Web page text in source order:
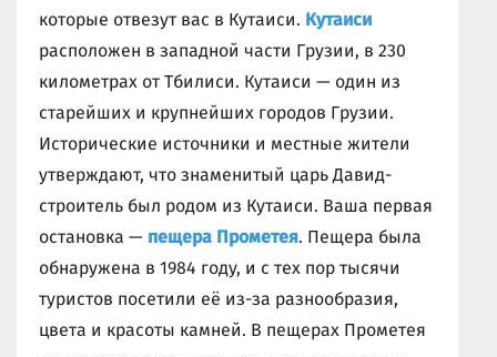
которые отвезут вас в Кутаиси. Кутаиси
расположен в западной части Грузии, в 230
километрах от Тбилиси. Кутаиси — один из
старейших и крупнейших городов Грузии.
Исторические источники и местные жители
утверждают, что знаменитый царь Давид-
строитель был родом из Кутаиси. Ваша первая
остановка — пещера Прометея. Пещера была
обнаружена в 1984 году, и с тех пор тысячи
туристов посетили её из-за разнообразия,
цвета и красоты камней. В пещерах Прометея